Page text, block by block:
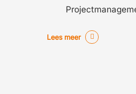
Lees meer